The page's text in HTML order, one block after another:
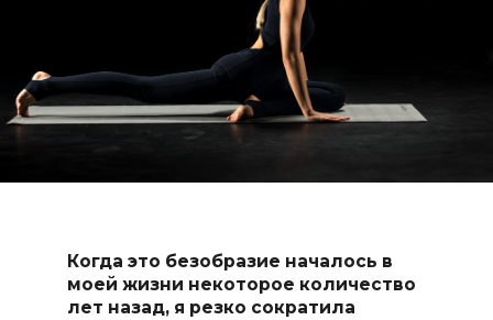
Когда это безобразие началось в
моей жизни некоторое количество
лет назад, я резко сократила